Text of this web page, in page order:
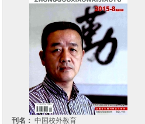
刊名： 中国校外教育